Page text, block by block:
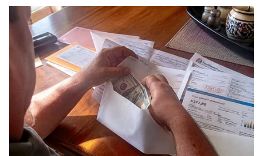
Làm đẹp - giảm cân
Phòng mạch online
Ăn sạch sống khỏe